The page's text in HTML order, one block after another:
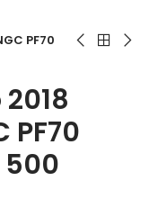
PF70
PF70
500